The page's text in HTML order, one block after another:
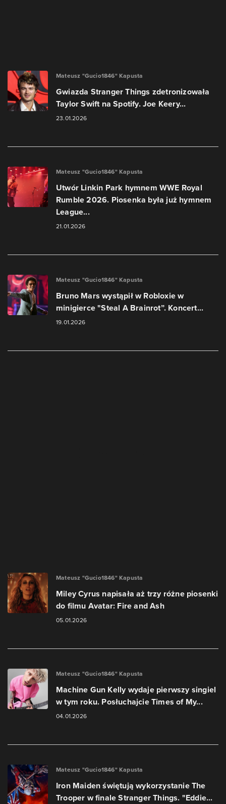
Mateusz "Gucio1846" Kapusta
Gwiazda Stranger Things zdetronizowała
Taylor Swift na Spotify. Joe Keery...
23.01.2026
Mateusz "Gucio1846" Kapusta
Utwór Linkin Park hymnem WWE Royal
Rumble 2026. Piosenka była już hymnem
League...
21.01.2026
Mateusz "Gucio1846" Kapusta
Bruno Mars wystąpił w Robloxie w
minigierce "Steal A Brainrot”. Koncert...
19.01.2026
Mateusz "Gucio1846" Kapusta
Miley Cyrus napisała aż trzy różne piosenki
do filmu Avatar: Fire and Ash
05.01.2026
Mateusz "Gucio1846" Kapusta
Machine Gun Kelly wydaje pierwszy singiel
w tym roku. Posłuchajcie Times of My...
04.01.2026
Mateusz "Gucio1846" Kapusta
Iron Maiden świętują wykorzystanie The
Trooper w finale Stranger Things. "Eddie...